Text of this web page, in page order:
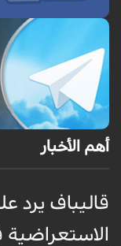
أهم الأخبار
قاليباف يرد